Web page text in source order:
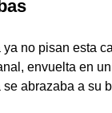
no pisan esta
envuelta en
abrazaba a su